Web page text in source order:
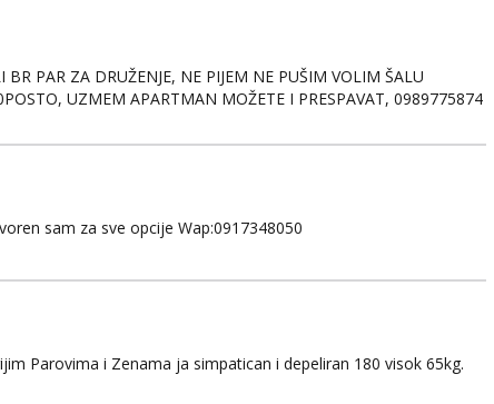
PAR ZA DRUŽENJE, NE PIJEM NE PUŠIM VOLIM ŠALU
UZMEM APARTMAN MOŽETE I PRESPAVAT, 0989775874
ili Virovitica039@gmail.com
sam za sve opcije Wap:0917348050
Parovima i Zenama ja simpatican i depeliran 180 visok 65kg.